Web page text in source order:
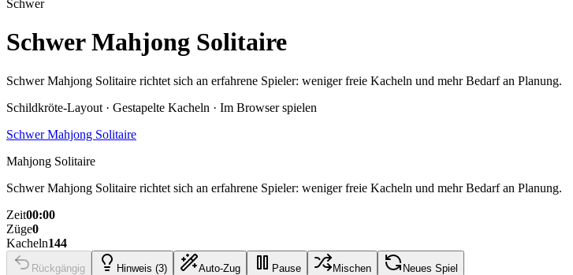
Schwer
Schwer Mahjong Solitaire
Schwer Mahjong Solitaire richtet sich an erfahrene Spieler: weniger freie Kacheln und mehr Bedarf an Planung.
Schildkröte-Layout · Gestapelte Kacheln · Im Browser spielen
Schwer Mahjong Solitaire
Mahjong Solitaire
Schwer Mahjong Solitaire richtet sich an erfahrene Spieler: weniger freie Kacheln und mehr Bedarf an Planung.
Zeit00:00
Züge0
Kacheln144
Rückgängig Hinweis (3) Auto-Zug Pause Mischen Neues Spiel